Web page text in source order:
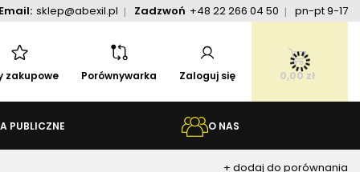
Email: sklep@abexil.pl Zadzwoń +48 22 266 04 50 pn-pt 9-17
zakupowe Porównywarka Zaloguj się 0,00 zł
PUBLICZNE O NAS
+ dodaj do porównania